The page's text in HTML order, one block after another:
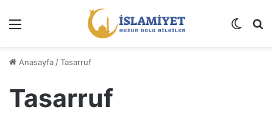
Dış
Anasayfa /Tasarruf
Tasarruf